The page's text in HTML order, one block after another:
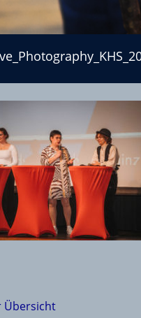
Übersicht